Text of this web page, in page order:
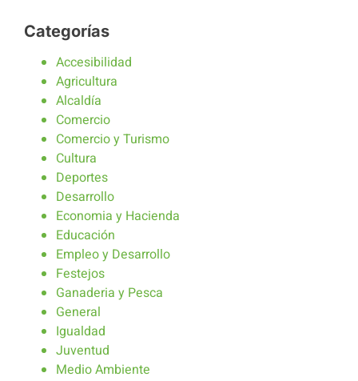
Categorías
Accesibilidad
Agricultura
Alcaldía
Comercio
Comercio y Turismo
Cultura
Deportes
Desarrollo
Economia y Hacienda
Educación
Empleo y Desarrollo
Festejos
Ganaderia y Pesca
General
Igualdad
Juventud
Medio Ambiente